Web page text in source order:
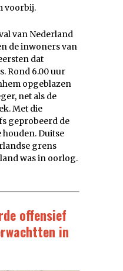
voorbij.
van Nederland
de inwoners van
dat
Rond 6.00 uur
opgeblazen
net als de
Met die
geprobeerd de
houden. Duitse
grens
was in oorlog.
offensief
in